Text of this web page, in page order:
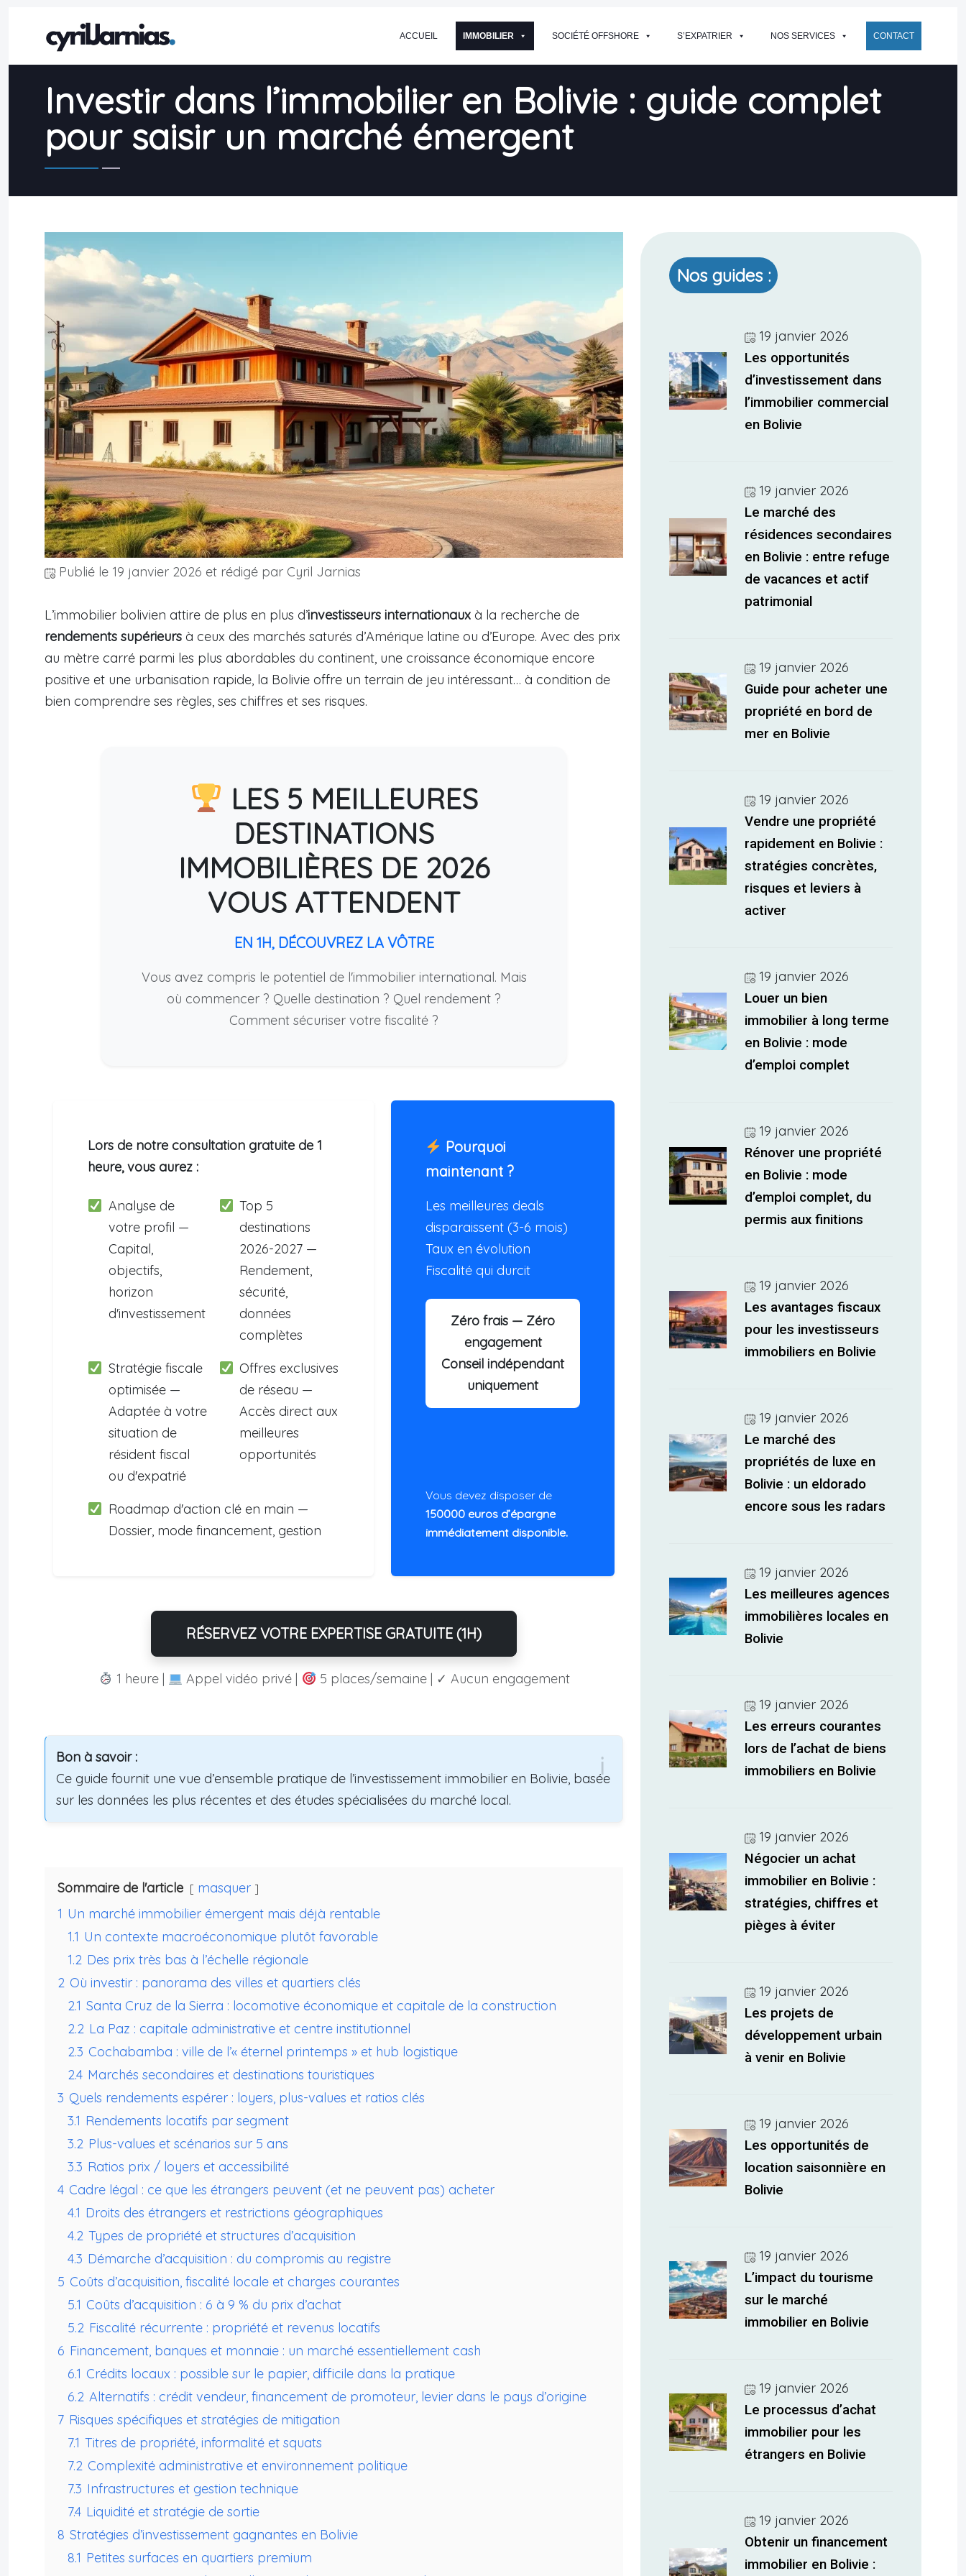
ACCUEIL IMMOBILIER SOCIÉTÉ OFFSHORE S’EXPATRIER NOS SERVICES CONTACT
Investir dans l’immobilier en Bolivie : guide complet
pour saisir un marché émergent
Publié le 19 janvier 2026 et rédigé par Cyril Jarnias
L’immobilier bolivien attire de plus en plus d’investisseurs internationaux à la recherche de
rendements supérieurs à ceux des marchés saturés d’Amérique latine ou d’Europe. Avec des prix
au mètre carré parmi les plus abordables du continent, une croissance économique encore
positive et une urbanisation rapide, la Bolivie offre un terrain de jeu intéressant… à condition de
bien comprendre ses règles, ses chiffres et ses risques.
LES 5 MEILLEURES
DESTINATIONS
IMMOBILIÈRES DE 2026
VOUS ATTENDENT
EN 1H, DÉCOUVREZ LA VÔTRE
Vous avez compris le potentiel de l'immobilier international. Mais
où commencer ? Quelle destination ? Quel rendement ?
Comment sécuriser votre fiscalité ?
Lors de notre consultation gratuite de 1
heure, vous aurez :
Analyse de
votre profil —
Capital,
objectifs,
horizon
d'investissement
Top 5
destinations
2026-2027 —
Rendement,
sécurité,
données
complètes
Stratégie fiscale
optimisée —
Adaptée à votre
situation de
résident fiscal
ou d'expatrié
Offres exclusives
de réseau —
Accès direct aux
meilleures
opportunités
Roadmap d'action clé en main —
Dossier, mode financement, gestion
Pourquoi
maintenant ?
Les meilleures deals
disparaissent (3-6 mois)
Taux en évolution
Fiscalité qui durcit
Zéro frais — Zéro
engagement
Conseil indépendant
uniquement
Vous devez disposer de
150000 euros d’épargne
immédiatement disponible.
RÉSERVEZ VOTRE EXPERTISE GRATUITE (1H)
1 heure | Appel vidéo privé | 5 places/semaine | ✓ Aucun engagement
Bon à savoir :
Ce guide fournit une vue d’ensemble pratique de l’investissement immobilier en Bolivie, basée
sur les données les plus récentes et des études spécialisées du marché local.
Sommaire de l'article
masquer
1 Un marché immobilier émergent mais déjà rentable
1.1 Un contexte macroéconomique plutôt favorable
1.2 Des prix très bas à l’échelle régionale
2 Où investir : panorama des villes et quartiers clés
2.1 Santa Cruz de la Sierra : locomotive économique et capitale de la construction
2.2 La Paz : capitale administrative et centre institutionnel
2.3 Cochabamba : ville de l’« éternel printemps » et hub logistique
2.4 Marchés secondaires et destinations touristiques
3 Quels rendements espérer : loyers, plus-values et ratios clés
3.1 Rendements locatifs par segment
3.2 Plus-values et scénarios sur 5 ans
3.3 Ratios prix / loyers et accessibilité
4 Cadre légal : ce que les étrangers peuvent (et ne peuvent pas) acheter
4.1 Droits des étrangers et restrictions géographiques
4.2 Types de propriété et structures d’acquisition
4.3 Démarche d’acquisition : du compromis au registre
5 Coûts d’acquisition, fiscalité locale et charges courantes
5.1 Coûts d’acquisition : 6 à 9 % du prix d’achat
5.2 Fiscalité récurrente : propriété et revenus locatifs
6 Financement, banques et monnaie : un marché essentiellement cash
6.1 Crédits locaux : possible sur le papier, difficile dans la pratique
6.2 Alternatifs : crédit vendeur, financement de promoteur, levier dans le pays d’origine
7 Risques spécifiques et stratégies de mitigation
7.1 Titres de propriété, informalité et squats
7.2 Complexité administrative et environnement politique
7.3 Infrastructures et gestion technique
7.4 Liquidité et stratégie de sortie
8 Stratégies d’investissement gagnantes en Bolivie
8.1 Petites surfaces en quartiers premium
Nos guides :
19 janvier 2026
Les opportunités
d’investissement dans
l’immobilier commercial
en Bolivie
19 janvier 2026
Le marché des
résidences secondaires
en Bolivie : entre refuge
de vacances et actif
patrimonial
19 janvier 2026
Guide pour acheter une
propriété en bord de
mer en Bolivie
19 janvier 2026
Vendre une propriété
rapidement en Bolivie :
stratégies concrètes,
risques et leviers à
activer
19 janvier 2026
Louer un bien
immobilier à long terme
en Bolivie : mode
d’emploi complet
19 janvier 2026
Rénover une propriété
en Bolivie : mode
d’emploi complet, du
permis aux finitions
19 janvier 2026
Les avantages fiscaux
pour les investisseurs
immobiliers en Bolivie
19 janvier 2026
Le marché des
propriétés de luxe en
Bolivie : un eldorado
encore sous les radars
19 janvier 2026
Les meilleures agences
immobilières locales en
Bolivie
19 janvier 2026
Les erreurs courantes
lors de l’achat de biens
immobiliers en Bolivie
19 janvier 2026
Négocier un achat
immobilier en Bolivie :
stratégies, chiffres et
pièges à éviter
19 janvier 2026
Les projets de
développement urbain
à venir en Bolivie
19 janvier 2026
Les opportunités de
location saisonnière en
Bolivie
19 janvier 2026
L’impact du tourisme
sur le marché
immobilier en Bolivie
19 janvier 2026
Le processus d’achat
immobilier pour les
étrangers en Bolivie
19 janvier 2026
Obtenir un financement
immobilier en Bolivie :